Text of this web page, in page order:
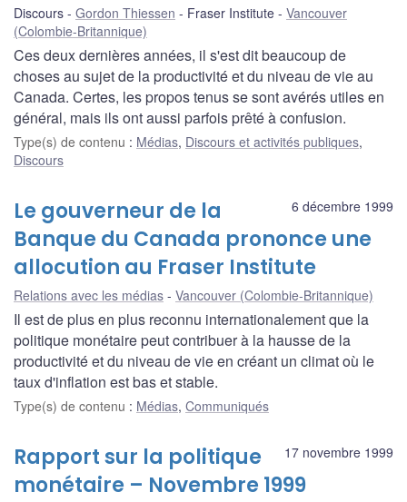
Discours Gordon Thiessen Fraser Institute
Vancouver
(Colombie-Britannique)
Ces deux dernières années, il s'est dit beaucoup de
choses au sujet de la productivité et du niveau de vie au
Canada. Certes, les propos tenus se sont avérés utiles en
général, mais ils ont aussi parfois prêté à confusion.
Type(s) de contenu : Médias, Discours et activités publiques,
Discours
6 décembre 1999
Le gouverneur de la
Banque du Canada prononce une
allocution au Fraser Institute
Relations avec les médias Vancouver (Colombie-Britannique)
Il est de plus en plus reconnu internationalement que la
politique monétaire peut contribuer à la hausse de la
productivité et du niveau de vie en créant un climat où le
taux d'inflation est bas et stable.
Type(s) de contenu : Médias, Communiqués
17 novembre 1999
Rapport sur la politique
monétaire – Novembre 1999